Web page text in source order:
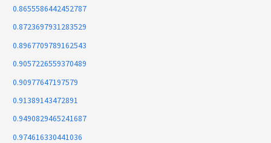
0.8655586442452787
0.8723697931283529
0.8967709789162543
0.9057226559370489
0.90977647197579
0.91389143472891
0.9490829465241687
0.974616330441036